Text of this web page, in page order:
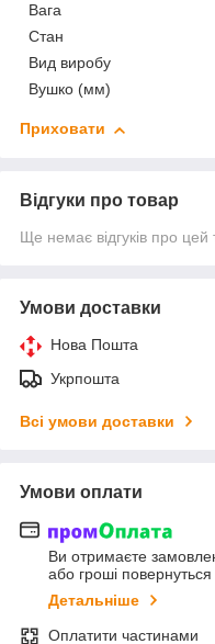
Вага
Стан
Вид виробу
Вушко (мм)
Приховати
Відгуки про товар
Ще немає відгуків про цей
Умови доставки
Нова Пошта
Укрпошта
Всі умови доставки
Умови оплати
Ви отримаєте
або гроші
Детальніше
Оплатити частинами